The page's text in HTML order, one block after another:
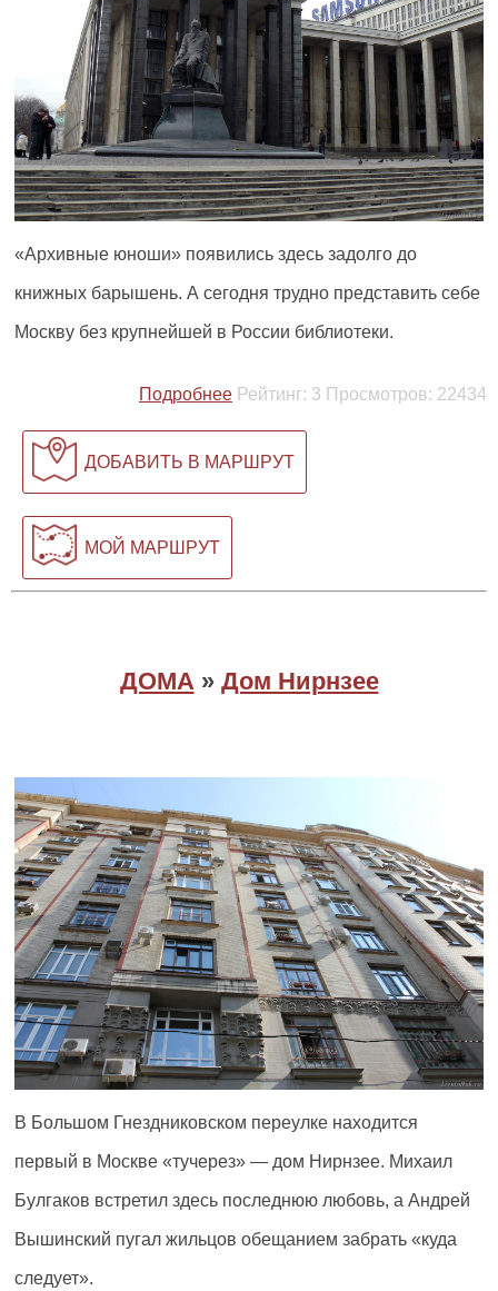
«Архивные юноши» появились здесь задолго до
книжных барышень. А сегодня трудно представить себе
Москву без крупнейшей в России библиотеки.
Подробнее Рейтинг: 3 Просмотров: 22434
ДОБАВИТЬ В МАРШРУТ
МОЙ МАРШРУТ
ДОМА » Дом Нирнзее
В Большом Гнездниковском переулке находится
первый в Москве «тучерез» — дом Нирнзее. Михаил
Булгаков встретил здесь последнюю любовь, а Андрей
Вышинский пугал жильцов обещанием забрать «куда
следует».